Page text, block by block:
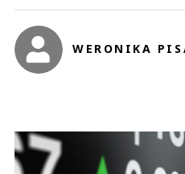
WERONIKA